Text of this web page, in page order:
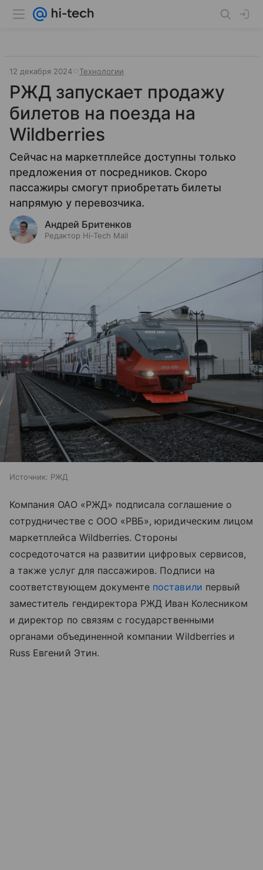
12 декабря 2024 Технологии
РЖД запускает продажу
билетов на поезда на
Wildberries
Сейчас на маркетплейсе доступны только
предложения от посредников. Скоро
пассажиры смогут приобретать билеты
напрямую у перевозчика.
Андрей Бритенков
Редактор Hi-Tech Mail
Источник: РЖД
Компания ОАО «РЖД» подписала соглашение о
сотрудничестве с ООО «РВБ», юридическим лицом
маркетплейса Wildberries. Стороны
сосредоточатся на развитии цифровых сервисов,
а также услуг для пассажиров. Подписи на
соответствующем документе поставили первый
заместитель гендиректора РЖД Иван Колесником
и директор по связям с государственными
органами объединенной компании Wildberries и
Russ Евгений Этин.